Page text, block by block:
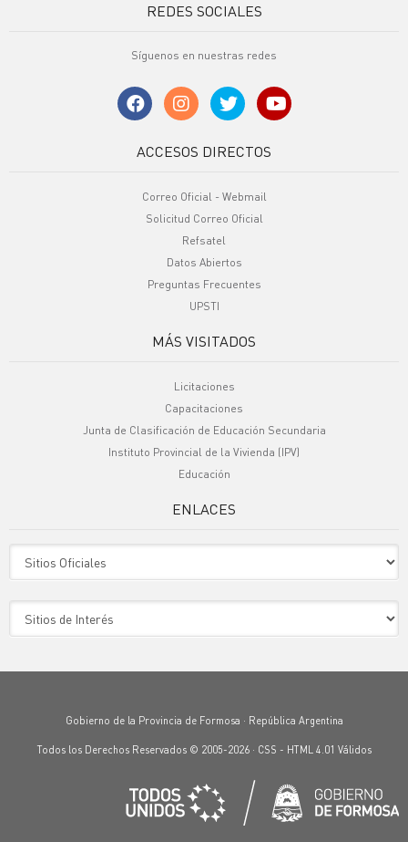
REDES SOCIALES
Síguenos en nuestras redes
ACCESOS DIRECTOS
Correo Oficial - Webmail
Solicitud Correo Oficial
Refsatel
Datos Abiertos
Preguntas Frecuentes
UPSTI
MÁS VISITADOS
Licitaciones
Capacitaciones
Junta de Clasificación de Educación Secundaria
Instituto Provincial de la Vivienda (IPV)
Educación
ENLACES
Gobierno de la Provincia de Formosa · República Argentina
Todos los Derechos Reservados © 2005-2026 · CSS - HTML 4.01 Válidos